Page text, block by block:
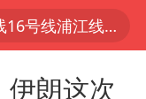
上海：5号线16号线浦江线全线停运
美媒：美国爱国者导弹库存不足1700枚
朗这次